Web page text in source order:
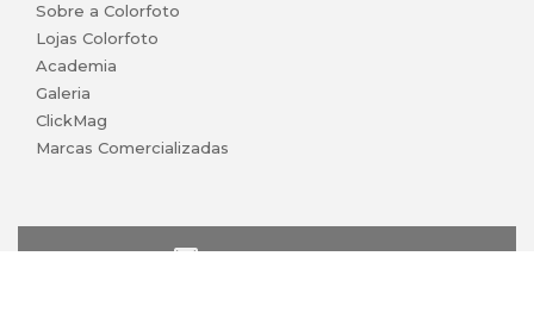
Sobre a Colorfoto
Lojas Colorfoto
Academia
Galeria
ClickMag
Marcas Comercializadas
lojaonline@colorfoto.pt